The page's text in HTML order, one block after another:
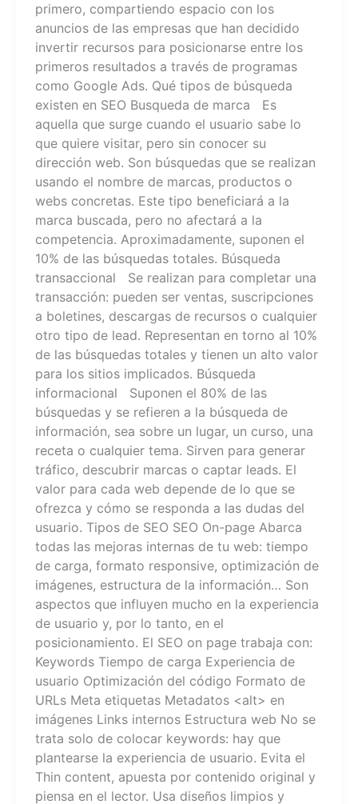
primero, compartiendo espacio con los
anuncios de las empresas que han decidido
invertir recursos para posicionarse entre los
primeros resultados a través de programas
como Google Ads. Qué tipos de búsqueda
existen en SEO Busqueda de marca Es
aquella que surge cuando el usuario sabe lo
que quiere visitar, pero sin conocer su
dirección web. Son búsquedas que se realizan
usando el nombre de marcas, productos o
webs concretas. Este tipo beneficiará a la
marca buscada, pero no afectará a la
competencia. Aproximadamente, suponen el
10% de las búsquedas totales. Búsqueda
transaccional Se realizan para completar una
transacción: pueden ser ventas, suscripciones
a boletines, descargas de recursos o cualquier
otro tipo de lead. Representan en torno al 10%
de las búsquedas totales y tienen un alto valor
para los sitios implicados. Búsqueda
informacional Suponen el 80% de las
búsquedas y se refieren a la búsqueda de
información, sea sobre un lugar, un curso, una
receta o cualquier tema. Sirven para generar
tráfico, descubrir marcas o captar leads. El
valor para cada web depende de lo que se
ofrezca y cómo se responda a las dudas del
usuario. Tipos de SEO SEO On-page​ Abarca
todas las mejoras internas de tu web: tiempo
de carga, formato responsive, optimización de
imágenes, estructura de la información… Son
aspectos que influyen mucho en la experiencia
de usuario y, por lo tanto, en el
posicionamiento. El SEO on page trabaja con:
Keywords Tiempo de carga Experiencia de
usuario Optimización del código Formato de
URLs Meta etiquetas Metadatos <alt> en
imágenes Links internos Estructura web No se
trata solo de colocar keywords: hay que
plantearse la experiencia de usuario. Evita el
Thin content, apuesta por contenido original y
piensa en el lector. Usa diseños limpios y